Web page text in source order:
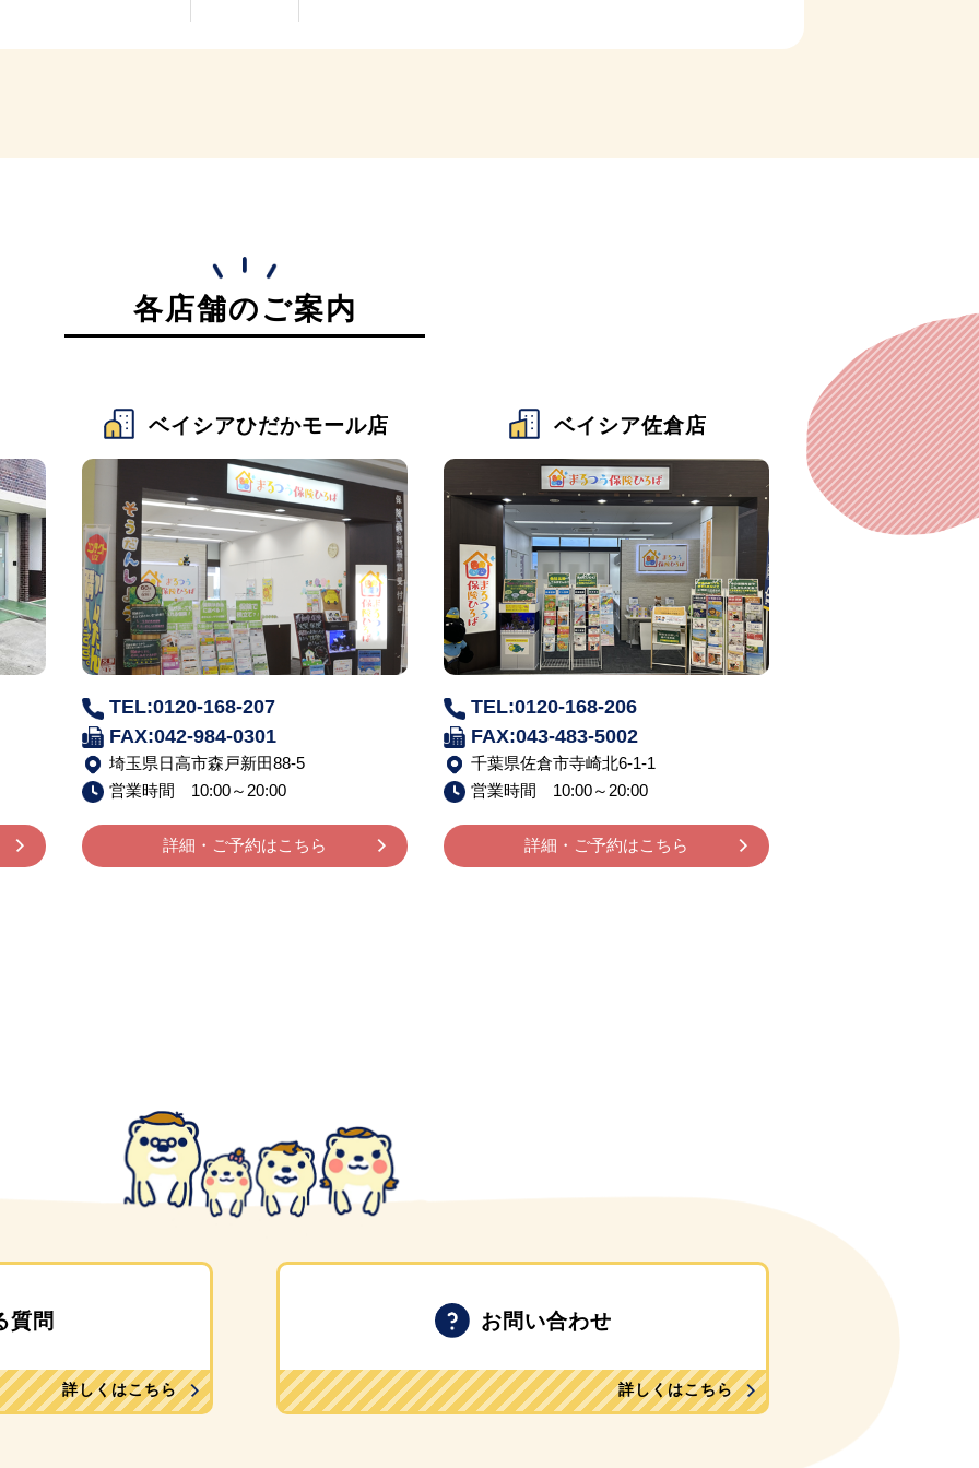
各店舗のご案内
ベイシアひだかモール店
TEL:0120-168-207
FAX:042-984-0301
埼玉県日高市森戸新田88-5
営業時間 10:00～20:00
詳細・ご予約はこちら
ベイシア佐倉店
TEL:0120-168-206
FAX:043-483-5002
千葉県佐倉市寺崎北6-1-1
営業時間 10:00～20:00
詳細・ご予約はこちら
質問
詳しくはこちら
お問い合わせ
詳しくはこちら